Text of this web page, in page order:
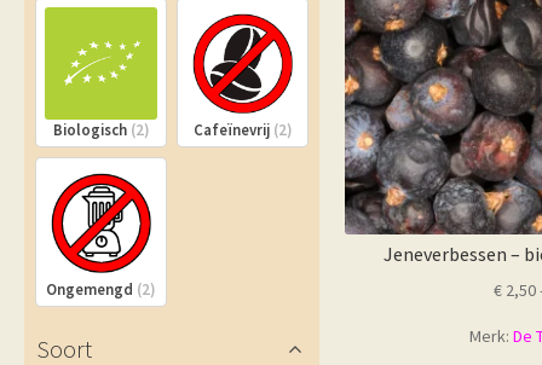
Jeneverbessen –
€ 2,50
Merk: De
Biologisch (2) Cafeïnevrij (2)
Ongemengd (2)
Soort